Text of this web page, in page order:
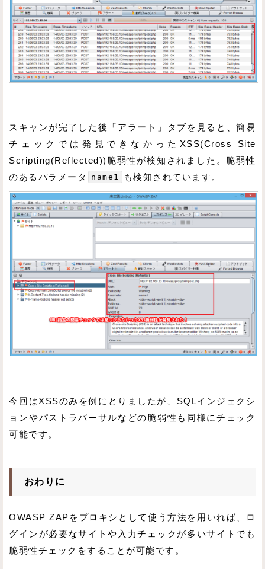
スキャンが完了した後「アラート」タブを見ると、簡易
チェックでは発見できなかったXSS(Cross Site
Scripting(Reflected))脆弱性が検知されました。脆弱性
のあるパラメータ
name1 も検知されています。
今回はXSSのみを例にとりましたが、SQLインジェクシ
ョンやパストラバーサルなどの脆弱性も同様にチェック
可能です。
おわりに
OWASP ZAPをプロキシとして使う方法を用いれば、ロ
グインが必要なサイトや入力チェックが多いサイトでも
脆弱性チェックをすることが可能です。